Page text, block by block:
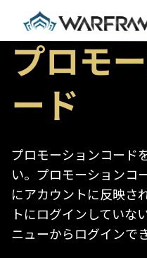
プロモ
ード
プロモーションコード
い。プロモーションコ
にアカウントに反映さ
トにログインしていな
ニューからログインでき